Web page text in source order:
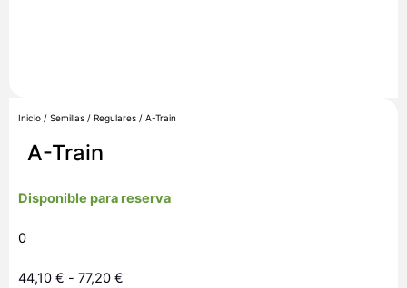
Inicio / Semillas / Regulares / A-Train
A-Train
Disponible para reserva
0
44,10 € - 77,20 €